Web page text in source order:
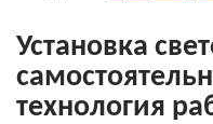
Установка
технология